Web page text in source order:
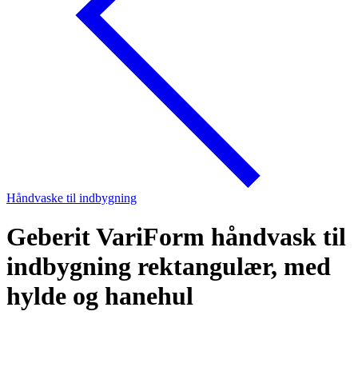
Håndvaske til indbygning
Geberit VariForm håndvask til
indbygning rektangulær, med
hylde og hanehul